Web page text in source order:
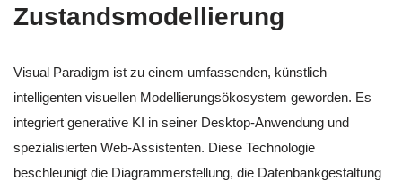
Zustandsmodellierung
Visual Paradigm ist zu einem umfassenden, künstlich
intelligenten visuellen Modellierungsökosystem geworden. Es
integriert generative KI in seiner Desktop-Anwendung und
spezialisierten Web-Assistenten. Diese Technologie
beschleunigt die Diagrammerstellung, die Datenbankgestaltung